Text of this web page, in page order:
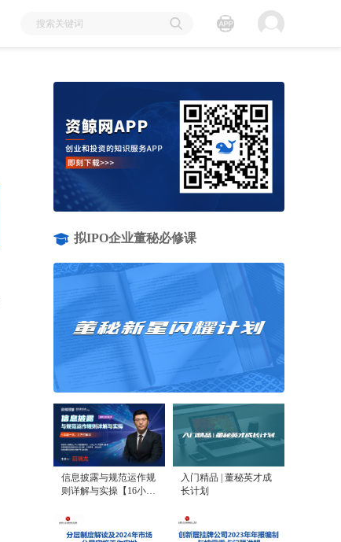
拟IPO企业董秘必修课
信息披露与规范运作规
则详解与实操【16小时
入门精品 | 董秘英才成
长计划